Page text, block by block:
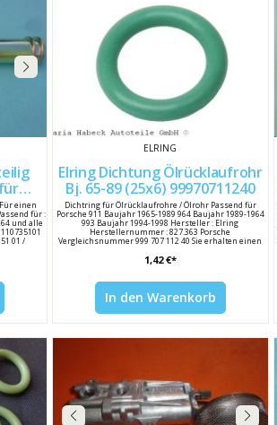
einen
für :
und alle
01 /
ELRING
Elring Dichtung Ölrücklaufrohr
Bj. 65-89 (25x6) 99970711240
Dichtring für Ölrücklaufrohre / Ölrohr Passend für
Porsche 911 Baujahr 1965-1989 964 Baujahr 1989-1964
993 Baujahr 1994-1998 Hersteller : Elring
Herstellernummer : 827.363 Porsche
Vergleichsnummer 999 707 112 40 Sie erhalten einen
1,42 €*
In den Warenkorb